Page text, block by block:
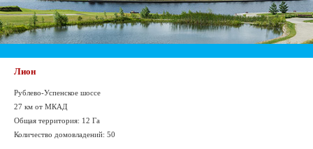
Лион
Рублево-Успенское шоссе
27 км от МКАД
Общая территория: 12 Га
Количество домовладений: 50